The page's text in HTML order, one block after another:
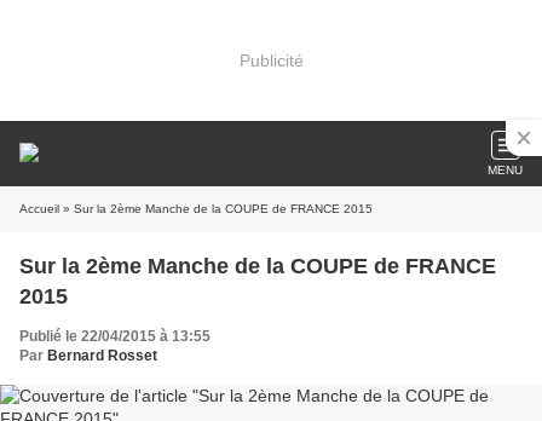
Publicité
MENU
Accueil » Sur la 2ème Manche de la COUPE de FRANCE 2015
Sur la 2ème Manche de la COUPE de FRANCE
2015
Publié le 22/04/2015 à 13:55
Par Bernard Rosset